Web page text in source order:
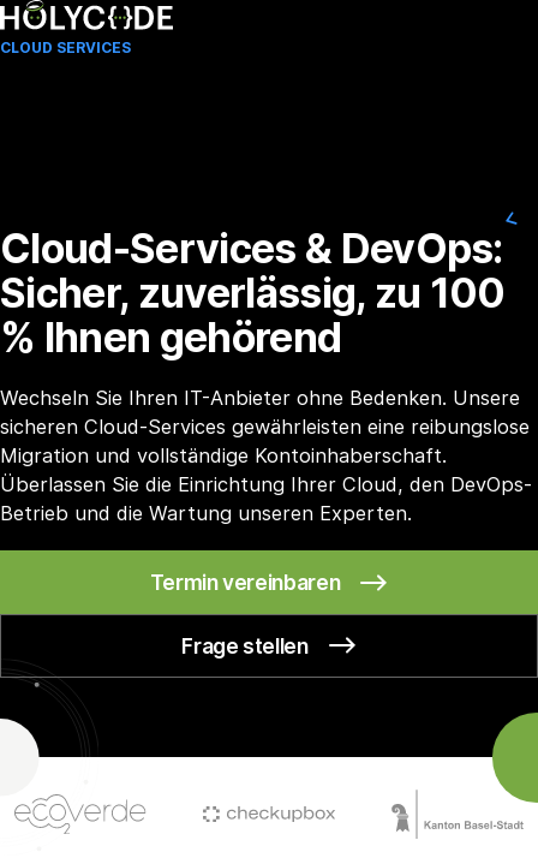
CLOUD SERVICES
Cloud-Services & DevOps:
Sicher, zuverlässig, zu 100
% Ihnen gehörend
Wechseln Sie Ihren IT-Anbieter ohne Bedenken. Unsere
sicheren Cloud-Services gewährleisten eine reibungslose
Migration und vollständige Kontoinhaberschaft.
Überlassen Sie die Einrichtung Ihrer Cloud, den DevOps-
Betrieb und die Wartung unseren Experten.
Termin vereinbaren
Frage stellen